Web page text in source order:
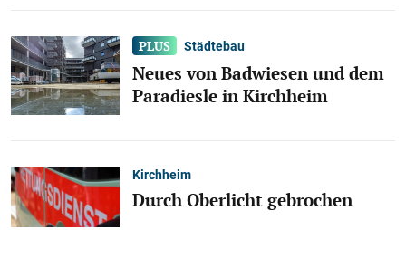
Städtebau
Neues von Badwiesen und dem
Paradiesle in Kirchheim
Kirchheim
Durch Oberlicht gebrochen